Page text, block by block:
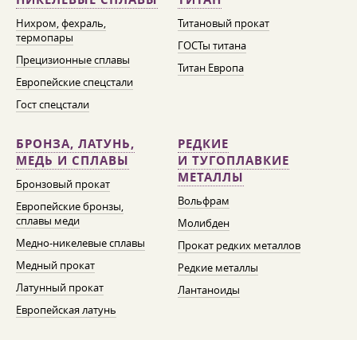
Нихром, фехраль,
термопары
Прецизионные сплавы
Европейские спецстали
Гост спецстали
Титановый прокат
ГОСТы титана
Титан Европа
БРОНЗА, ЛАТУНЬ,
МЕДЬ И СПЛАВЫ
Бронзовый прокат
Европейские бронзы,
сплавы меди
Медно-никелевые сплавы
Медный прокат
Латунный прокат
Европейская латунь
РЕДКИЕ
И ТУГОПЛАВКИЕ
МЕТАЛЛЫ
Вольфрам
Молибден
Прокат редких металлов
Редкие металлы
Лантаноиды